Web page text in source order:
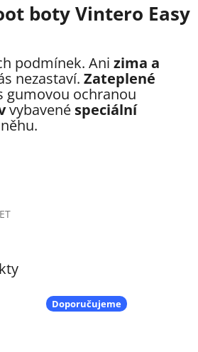
boty Vintero Easy
podmínek. Ani zima a
nezastaví. Zateplené
gumovou ochranou
vybavené speciální
Doporučujeme